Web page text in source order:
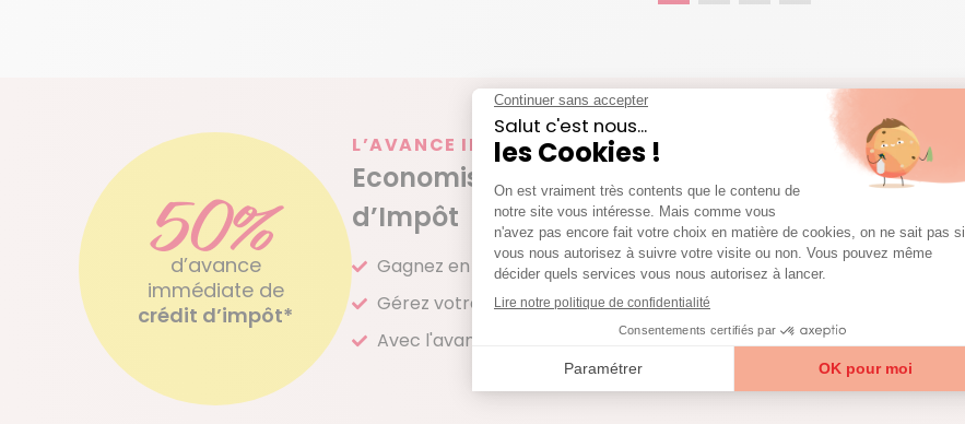
50%
d’avance
immédiate de
crédit d’impôt*
L’AVANCE IMMÉDIATE DE CRÉDIT D’IMPÔT
Economisez 50% sur votre facture grâce à
d’Impôt
Gagnez en pouvoir d'achat
Gérez votre consommation de crédit d'impôt
Avec l'avance immédiate ne payez que la moitié de votre facture